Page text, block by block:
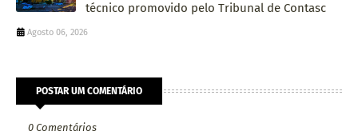
técnico promovido pelo Tribunal de Contasc
Agosto 06, 2026
POSTAR UM COMENTÁRIO
0 Comentários